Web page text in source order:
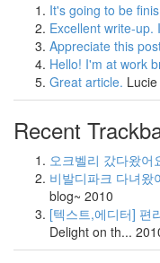
It's going to be
Excellent write-up.
Appreciate this
Hello! I'm at work
Great article. Lucie
Recent
오크벨리 갔다왔어
비발디파크 다녀왔
blog~ 2010
[텍스트,에디터] 편
Delight on th...